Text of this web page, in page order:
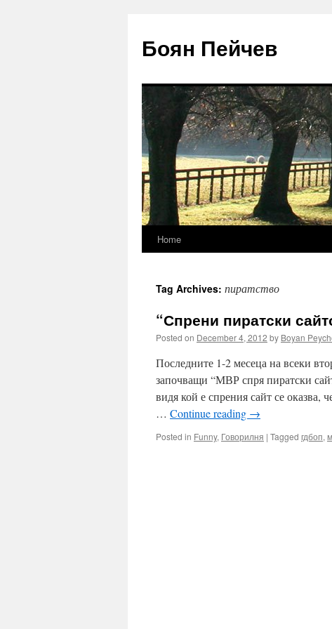
Боян Пейчев
Skip
content
Home
Tag Archives: пиратство
“Спрени пиратски
Posted on December 4, 2012 by Boyan
Последните 1-2 месеца на всеки
започващи “МВР спря пиратски
видя кой е спрения сайт се оказва,
… Continue reading →
Posted in Funny, Говорилня | Tagged гдбоп,